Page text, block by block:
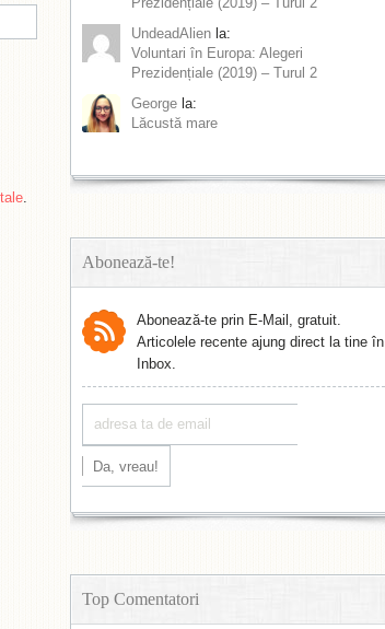
.
UndeadAlien la:
Voluntari în Europa: Alegeri
Prezidențiale (2019) – Turul 2
George la:
Lăcustă mare
Abonează-te!
Abonează-te prin E-Mail, gratuit.
Articolele recente ajung direct la tine în
Inbox.
Top Comentatori